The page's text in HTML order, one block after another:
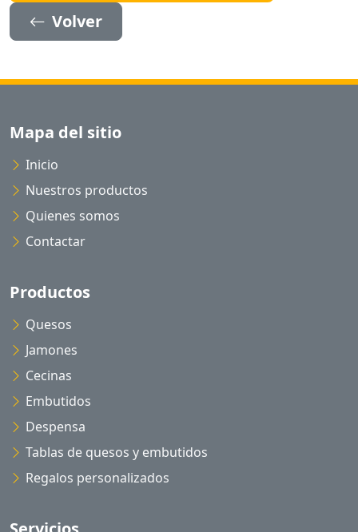
Volver
Mapa del sitio
Inicio
Nuestros productos
Quienes somos
Contactar
Productos
Quesos
Jamones
Cecinas
Embutidos
Despensa
Tablas de quesos y embutidos
Regalos personalizados